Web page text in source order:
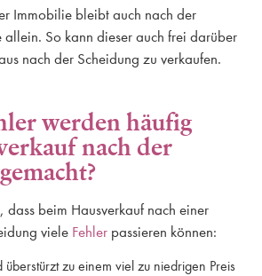
Immobilie bleibt auch nach der
allein. So kann dieser auch frei darüber
nach der Scheidung zu verkaufen.
werden häufig
nach der
dass beim Hausverkauf nach einer
viele Fehler passieren können:
überstürzt zu einem viel zu niedrigen Preis